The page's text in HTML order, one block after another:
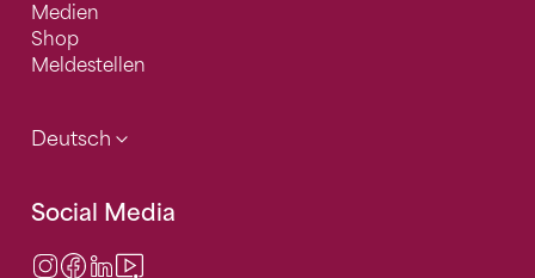
Medien
Shop
Meldestellen
Deutsch
Social Media
Instagram
Facebook
LinkedIn